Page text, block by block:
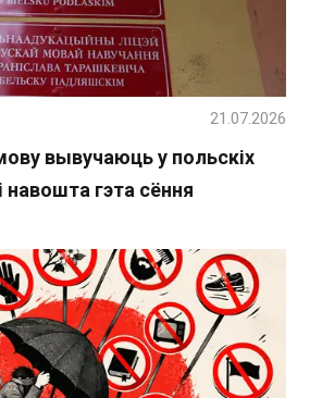
вывучаюць у польскіх
навошта гэта сёння
21.07.2026